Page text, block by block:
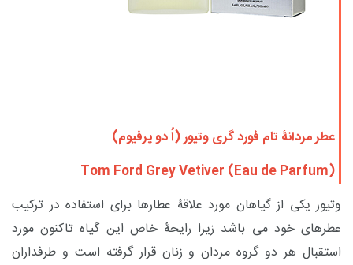
عطر مردانۀ تام فورد گری وتیور (اُ دو پرفیوم)
Tom Ford Grey Vetiver (Eau de Parfum)
وتیور یکی از گیاهان مورد علاقۀ عطارها برای استفاده در ترکیب
عطرهای خود می باشد زیرا رایحۀ خاص این گیاه تاکنون مورد
استقبال هر دو گروه مردان و زنان قرار گرفته است و طرفداران